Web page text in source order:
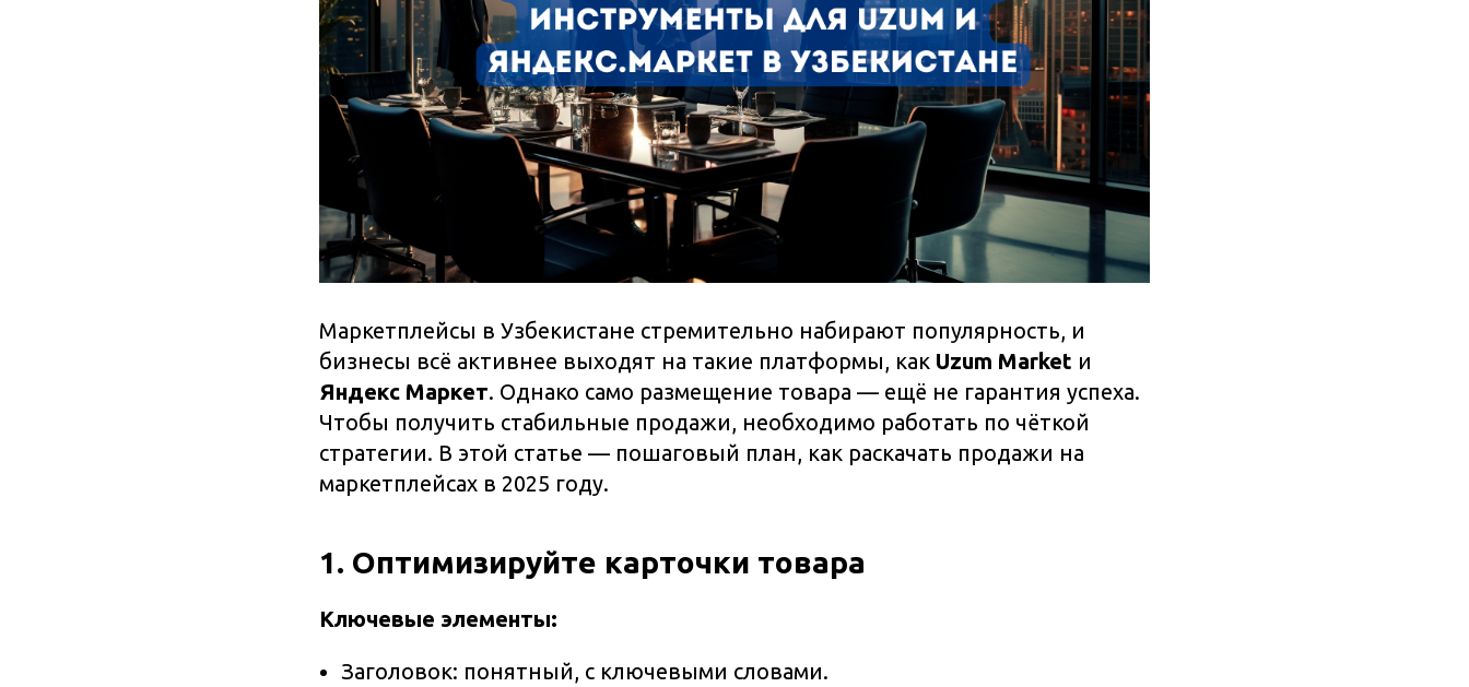
Маркетплейсы в Узбекистане стремительно набирают популярность, и
бизнесы всё активнее выходят на такие платформы, как Uzum Market и
Яндекс Маркет. Однако само размещение товара — ещё не гарантия успеха.
Чтобы получить стабильные продажи, необходимо работать по чёткой
стратегии. В этой статье — пошаговый план, как раскачать продажи на
маркетплейсах в 2025 году.
1. Оптимизируйте карточки товара
Ключевые элементы:
Заголовок: понятный, с ключевыми словами.